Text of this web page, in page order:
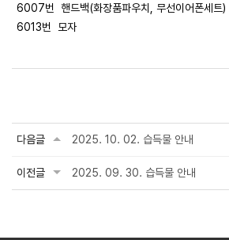
6007번 핸드백(화장품파우치, 무선이어폰세트)
6013번 모자
다음글 2025. 10. 02. 습득물 안내
이전글 2025. 09. 30. 습득물 안내